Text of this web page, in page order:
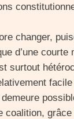
changer,
d’une courte
surtout
coalition, grâce